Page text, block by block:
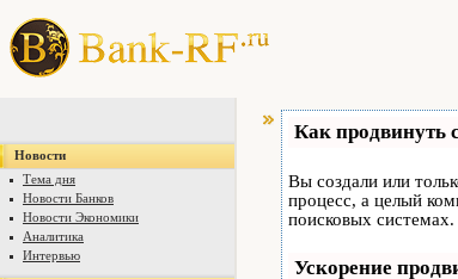
Новости
Тема дня
Новости Банков
Новости Экономики
Аналитика
Интервью
Как продвинуть
Вы создали или
процесс, а целый
поисковых системах.
Ускорение